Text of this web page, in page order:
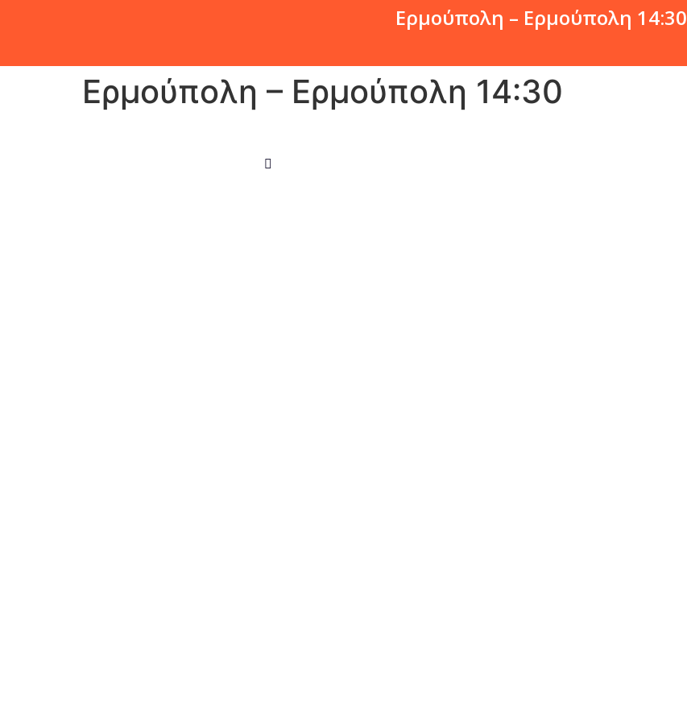
Ερμούπολη – Ερμούπολη 14:30
Ερμούπολη – Ερμούπολη 14:30